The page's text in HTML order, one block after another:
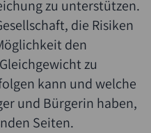
zu unterstützen.
die Risiken
den
zu
kann und welche
und Bürgerin haben,
Seiten.